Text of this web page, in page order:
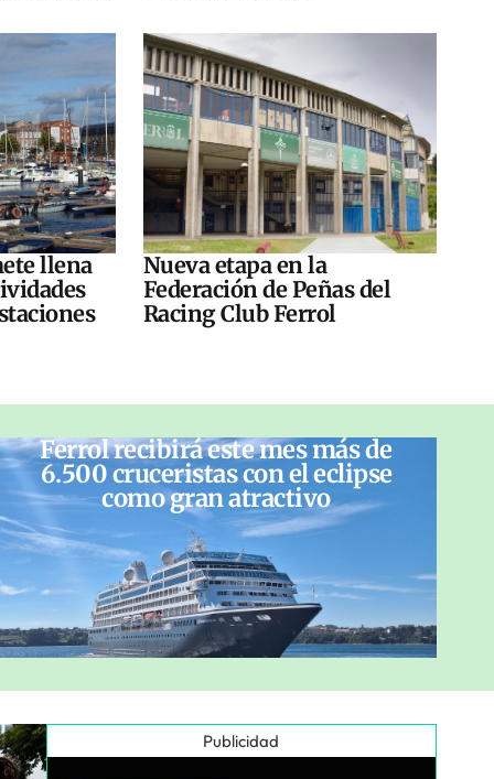
llena
Nueva etapa en la
Federación de Peñas del
Racing Club Ferrol
Ferrol recibirá este mes más de
6.500 cruceristas con el eclipse
como gran atractivo
Publicidad